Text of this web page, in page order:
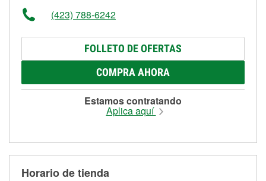
(423) 788-6242
FOLLETO DE OFERTAS
COMPRA AHORA
Estamos contratando
Aplica aquí
Horario de tienda